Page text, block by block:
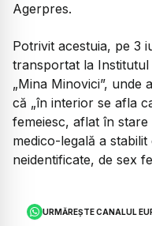
Agerpres.
Potrivit acestuia, pe 3
transportat la Institutul
„Mina Minovici”, unde
că „în interior se afla
femeiesc, aflat în
medico-legală a
neidentificate, de sex
URMĂREȘTE CANALUL